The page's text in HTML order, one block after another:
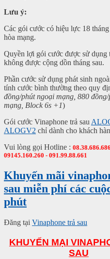
Lưu ý:
Các gói cước có hiệu lực 18
hòa mạng.
Quyền lợi gói cước được sử dụng
không được cộng dồn tháng sau.
Phần cước sử dụng phát sinh
tính cước bình thường theo quy
đồng/phút ngoại mạng, 880
mạng, Block 6s +1)
Gói cước Vinaphone trả sau
ALOGV2 chỉ dành cho khách
Vui lòng gọi Hotline :
09145.160.260 - 091.99.88.661
Khuyến mãi
sau miễn phí các
phút
Đăng tại Vinaphone trả sau
KHUYẾN MẠI
SAU